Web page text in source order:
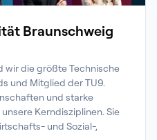
Braunschweig
wir die größte Technische
und Mitglied der TU9.
und starke
Kerndisziplinen. Sie
und Sozial-,